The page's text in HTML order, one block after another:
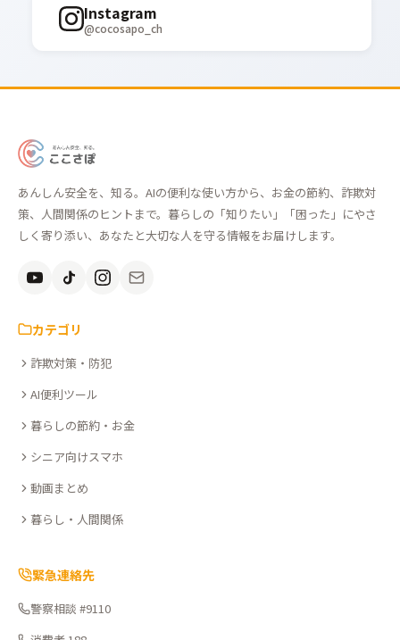
Instagram
@cocosapo_ch
あ
ん
し
ん
全
知
る。
こ
こ
ぽ
あんしん安全を、知る。AIの便利な使い方から、お金の節約、詐欺対
策、人間関係のヒントまで。暮らしの「知りたい」「困った」にやさ
しく寄り添い、あなたと大切な人を守る情報をお届けします。
カテゴリ
詐欺対策・防犯
AI便利ツール
暮らしの節約・お金
シニア向けスマホ
動画まとめ
暮らし・人間関係
緊急連絡先
警察相談 #9110